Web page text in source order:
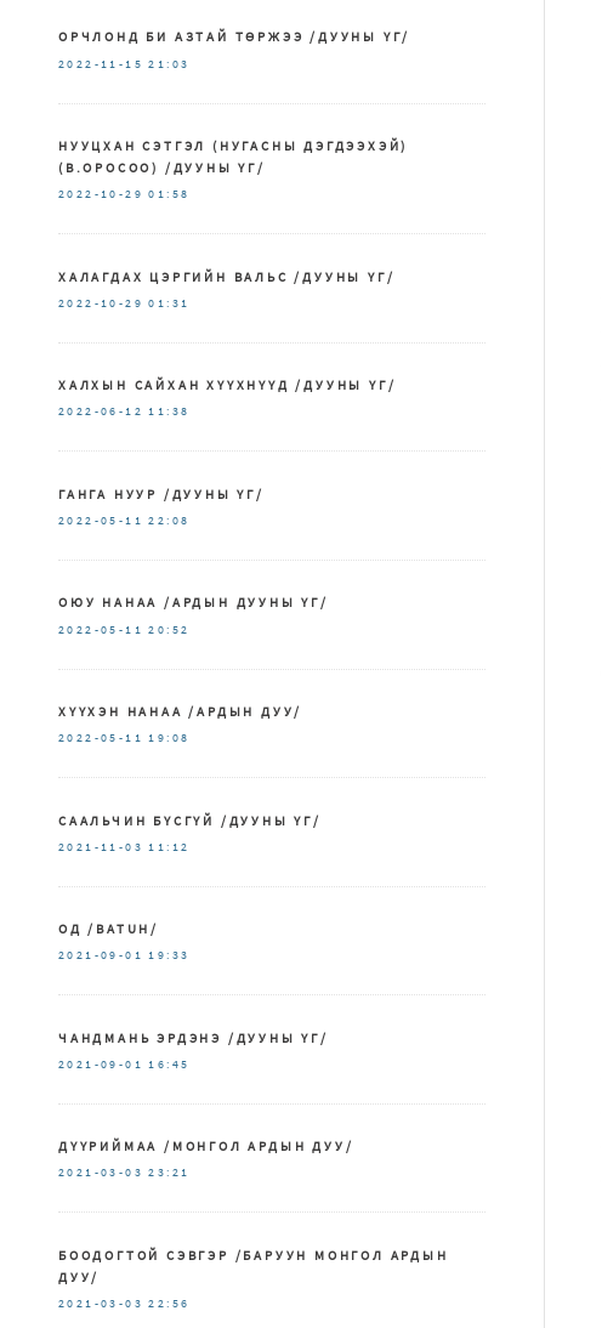
ОРЧЛОНД БИ АЗТАЙ ТӨРЖЭЭ /ДУУНЫ ҮГ/
2022-11-15 21:03
НУУЦХАН СЭТГЭЛ (НУГАСНЫ ДЭГДЭЭХЭЙ)
(В.ОРОСОО) /ДУУНЫ ҮГ/
2022-10-29 01:58
ХАЛАГДАХ ЦЭРГИЙН ВАЛЬС /ДУУНЫ ҮГ/
2022-10-29 01:31
ХАЛХЫН САЙХАН ХҮҮХНҮҮД /ДУУНЫ ҮГ/
2022-06-12 11:38
ГАНГА НУУР /ДУУНЫ ҮГ/
2022-05-11 22:08
ОЮУ НАНАА /АРДЫН ДУУНЫ ҮГ/
2022-05-11 20:52
ХҮҮХЭН НАНАА /АРДЫН ДУУ/
2022-05-11 19:08
СААЛЬЧИН БҮСГҮЙ /ДУУНЫ ҮГ/
2021-11-03 11:12
ОД /BATUH/
2021-09-01 19:33
ЧАНДМАНЬ ЭРДЭНЭ /ДУУНЫ ҮГ/
2021-09-01 16:45
ДҮҮРИЙМАА /МОНГОЛ АРДЫН ДУУ/
2021-03-03 23:21
БООДОГТОЙ СЭВГЭР /БАРУУН МОНГОЛ АРДЫН
ДУУ/
2021-03-03 22:56